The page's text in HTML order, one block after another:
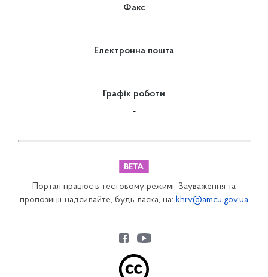
Факс
-
Електронна пошта
-
Графік роботи
-
Портал працює в тестовому режимі. Зауваження та
пропозиції надсилайте, будь ласка, на: khrv@amcu.gov.ua